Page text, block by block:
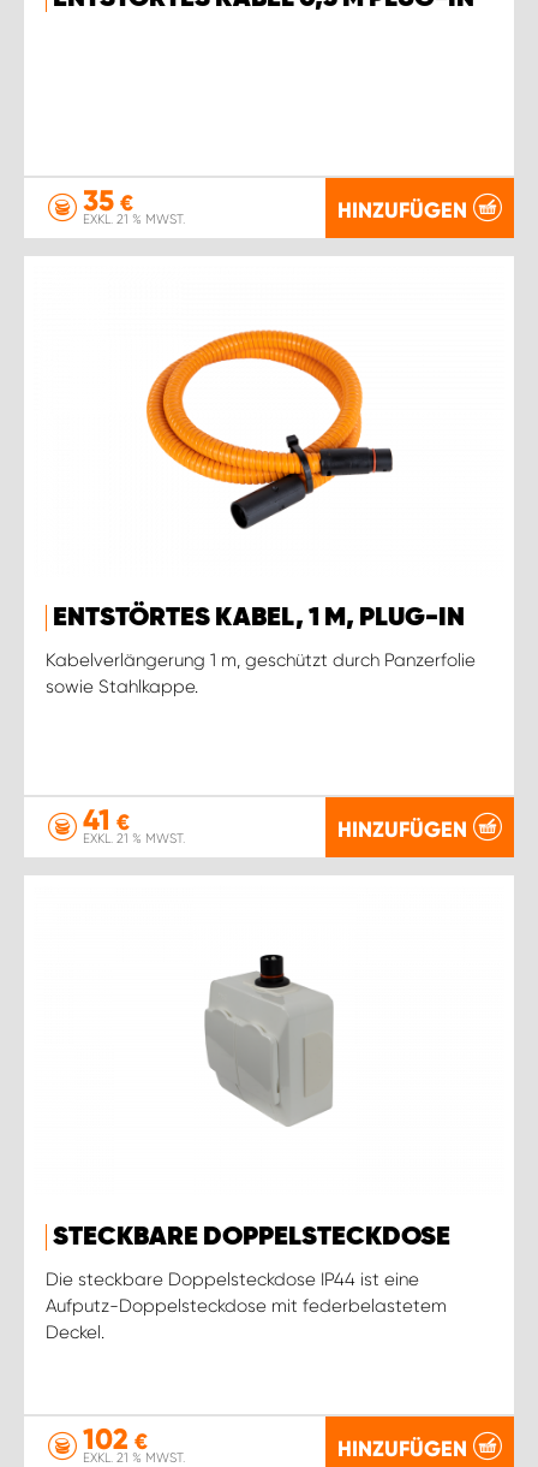
35 €
EXKL. 21 % MWST. HINZUFÜGEN
ENTSTÖRTES KABEL, 1 M, PLUG-IN
Kabelverlängerung 1 m, geschützt durch Panzerfolie
sowie Stahlkappe.
41 €
EXKL. 21 % MWST. HINZUFÜGEN
STECKBARE DOPPELSTECKDOSE
Die steckbare Doppelsteckdose IP44 ist eine
Aufputz-Doppelsteckdose mit federbelastetem
Deckel.
102 €
EXKL. 21 % MWST. HINZUFÜGEN